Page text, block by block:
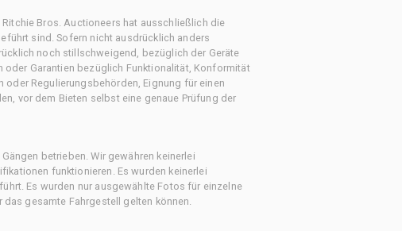
Bros. Auctioneers hat ausschließlich die
sind. Sofern nicht ausdrücklich anders
noch stillschweigend, bezüglich der Geräte
Garantien bezüglich Funktionalität, Konformität
Regulierungsbehörden, Eignung für einen
vor dem Bieten selbst eine genaue Prüfung der
betrieben. Wir gewähren keinerlei
funktionieren. Es wurden keinerlei
Es wurden nur ausgewählte Fotos für einzelne
gesamte Fahrgestell gelten können.